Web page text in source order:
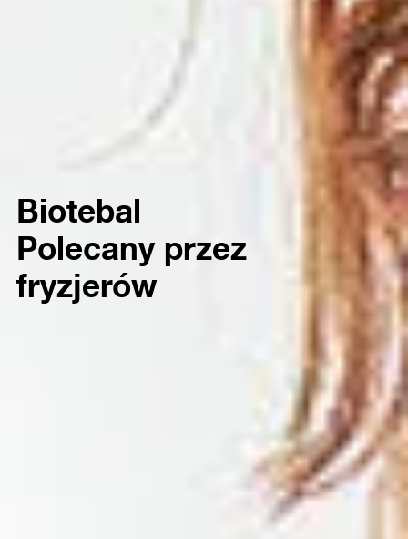
Biotebal
Polecany przez
fryzjerów